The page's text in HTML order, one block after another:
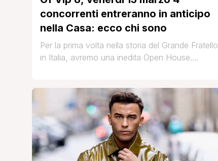
concorrenti entreranno in anticipo
nella Casa: ecco chi sono
Per la prima volta nella storia del Grande Fratello
in Italia, avremo una inedita Open House.
della partenza ufficiale del reality che è fissata
per martedì 17 marzo. I primi giorni di questi primi
4 concorrenti saranno già visibili sulle
piattaforme dedicate [']